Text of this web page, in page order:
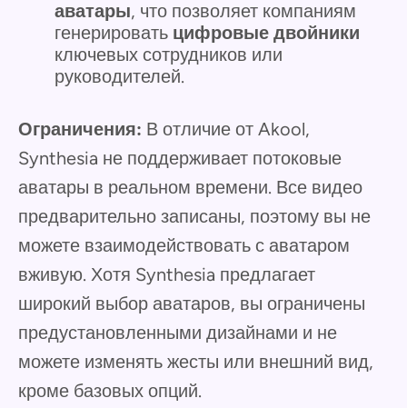
аватары, что позволяет компаниям
генерировать цифровые двойники
ключевых сотрудников или
руководителей.
Ограничения: В отличие от Akool,
Synthesia не поддерживает потоковые
аватары в реальном времени. Все видео
предварительно записаны, поэтому вы не
можете взаимодействовать с аватаром
вживую. Хотя Synthesia предлагает
широкий выбор аватаров, вы ограничены
предустановленными дизайнами и не
можете изменять жесты или внешний вид,
кроме базовых опций.